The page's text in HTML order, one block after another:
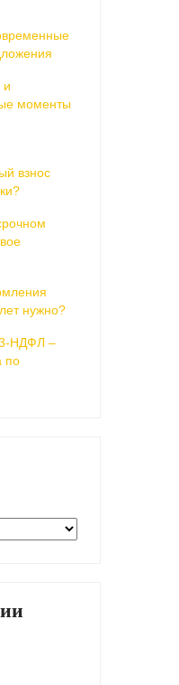
и
моменты
взнос
нужно?
3-НДФЛ –
по